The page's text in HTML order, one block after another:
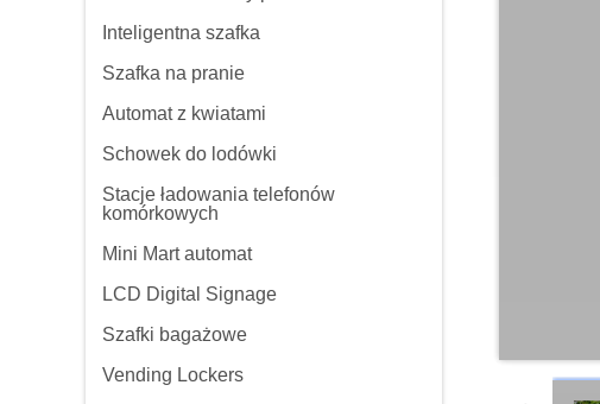
Inteligentna szafka
Szafka na pranie
Automat z kwiatami
Schowek do lodówki
Stacje ładowania telefonów
komórkowych
Mini Mart automat
LCD Digital Signage
Szafki bagażowe
Vending Lockers